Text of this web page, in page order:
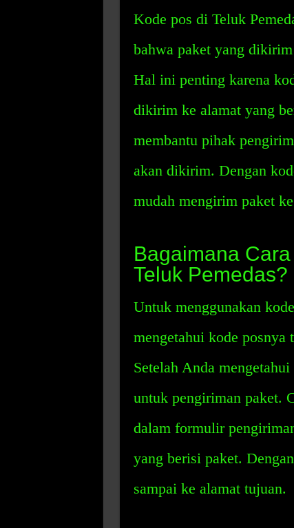
Kode pos di Teluk
bahwa paket yang
Hal ini penting karena
dikirim ke alamat yang
membantu pihak
akan dikirim. Dengan
mudah mengirim paket
Bagaimana
Teluk Pemedas?
Untuk menggunakan
mengetahui kode posnya
Setelah Anda
untuk pengiriman paket.
dalam formulir
yang berisi paket.
sampai ke alamat tujuan.